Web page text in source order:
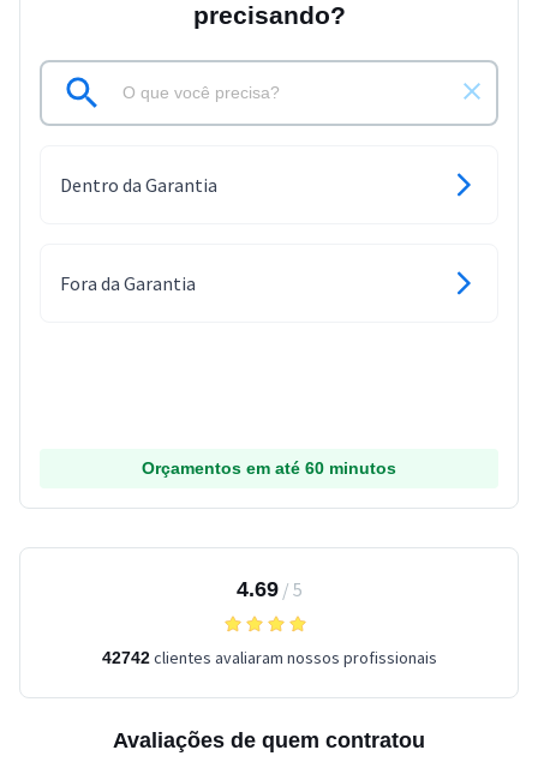
precisando?
Dentro da Garantia
Fora da Garantia
Orçamentos em até 60 minutos
4.69/ 5
42742clientes avaliaram nossos profissionais
Avaliações de quem contratou